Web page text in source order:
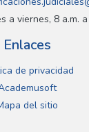
a viernes, 8 a.m. a
Enlaces
de privacidad
del sitio